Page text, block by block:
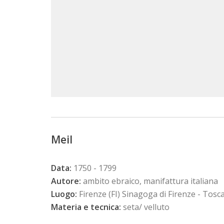
Meil
Data: 1750 - 1799
Autore: ambito ebraico, manifattura italiana
Luogo: Firenze (FI) Sinagoga di Firenze -
Materia e tecnica: seta/ velluto